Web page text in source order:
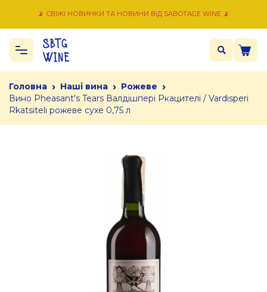
📡 СВІЖІ НОВИНКИ ТА НОВИНИ ВІД SABOTAGE WINE 📡
Головна › Наші вина › Рожеве ›
Вино Pheasant's Tears Валдішпері Ркацителі / Vardisperi
Rkatsiteli рожеве сухе 0,75 л